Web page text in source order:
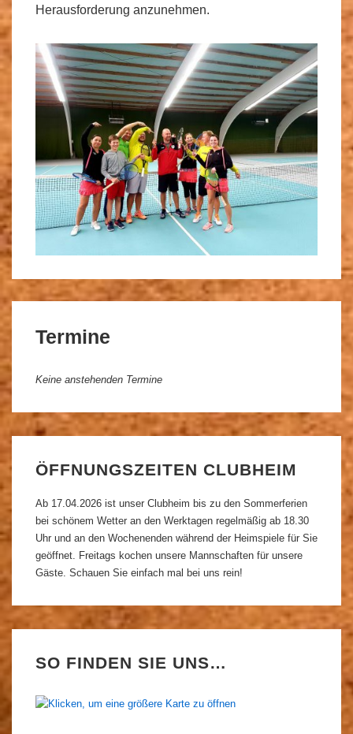
Herausforderung anzunehmen.
Termine
Keine anstehenden Termine
ÖFFNUNGSZEITEN CLUBHEIM
Ab 17.04.2026 ist unser Clubheim bis zu den Sommerferien
bei schönem Wetter an den Werktagen regelmäßig ab 18.30
Uhr und an den Wochenenden während der Heimspiele für Sie
geöffnet. Freitags kochen unsere Mannschaften für unsere
Gäste. Schauen Sie einfach mal bei uns rein!
SO FINDEN SIE UNS…